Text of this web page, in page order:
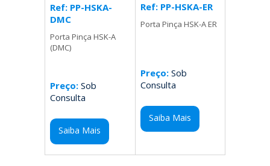
Ref: PP-HSKA-
DMC
Porta Pinça HSK-A
(DMC)
Preço: Sob
Consulta
Saiba Mais
Ref: PP-HSKA-ER
Porta Pinça HSK-A ER
Preço:Sob
Consulta
Saiba Mais